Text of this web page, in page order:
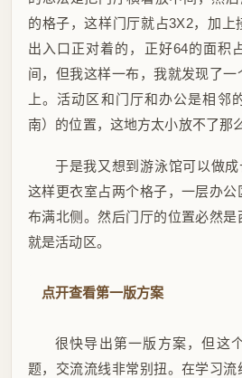
的格子，这样门厅就占3X2，加上
出入口正对着的，正好64的面积
间，但我这样一布，我就发现了
上。活动区和门厅和办公是相邻
南）的位置，这地方太小放不了那
于是我又想到游泳馆可以做成
这样更衣室占两个格子，一层办
布满北侧。然后门厅的位置必然
就是活动区。
点开查看第一版方案
很快导出第一版方案，但这
题，交流流线非常别扭。在学习